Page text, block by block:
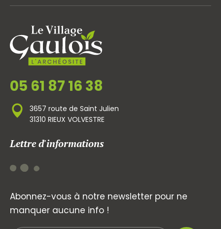
05 61 87 16 38
3657 route de Saint Julien
31310 RIEUX VOLVESTRE
Lettre d'informations
Abonnez-vous à notre newsletter pour ne
manquer aucune info !